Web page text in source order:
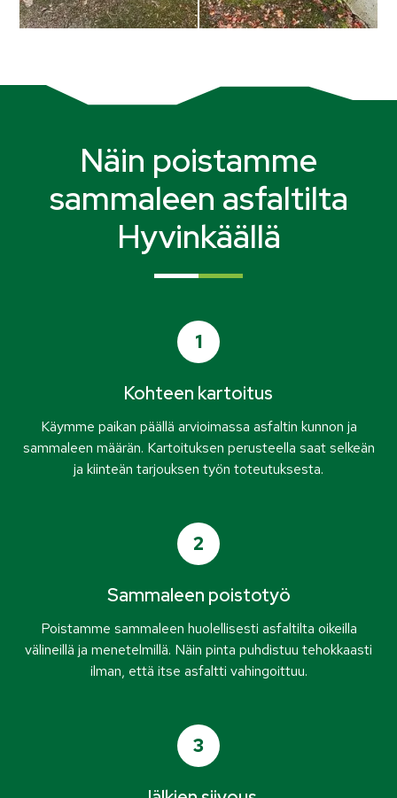
Näin poistamme
sammaleen asfaltilta
Hyvinkäällä
1
Kohteen kartoitus
Käymme paikan päällä arvioimassa asfaltin kunnon ja
sammaleen määrän. Kartoituksen perusteella saat selkeän
ja kiinteän tarjouksen työn toteutuksesta.
2
Sammaleen poistotyö
Poistamme sammaleen huolellisesti asfaltilta oikeilla
välineillä ja menetelmillä. Näin pinta puhdistuu tehokkaasti
ilman, että itse asfaltti vahingoittuu.
3